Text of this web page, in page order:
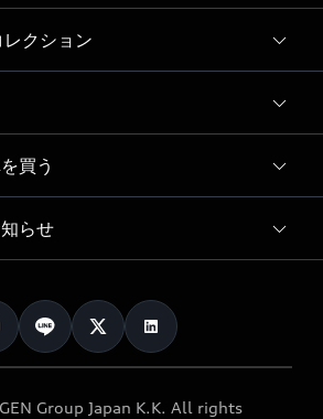
モデル
クション
ト
買う
らせ
ペーン
Group Japan K.K. All rights